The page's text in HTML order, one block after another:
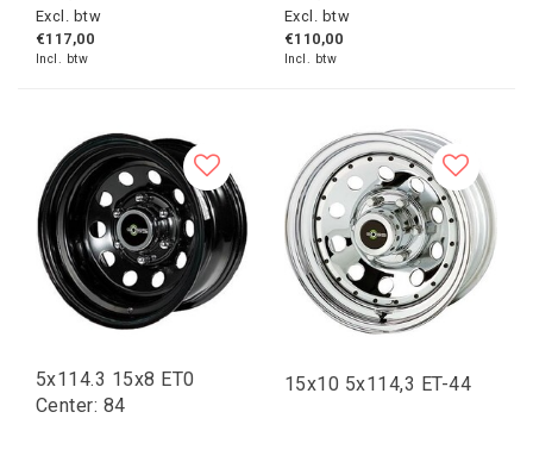
Excl. btw
€117,00
Incl. btw
Excl. btw
€110,00
Incl. btw
5x114.3 15x8 ET0
Center: 84
15x10 5x114,3 ET-44